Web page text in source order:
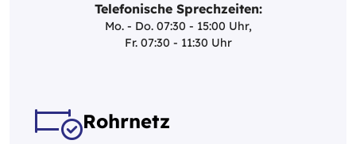
Telefonische Sprechzeiten:
Mo. - Do. 07:30 - 15:00 Uhr,
Fr. 07:30 - 11:30 Uhr
Rohrnetz